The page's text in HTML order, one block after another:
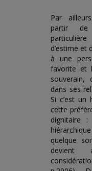
Par
partir
d’estime et
à une
favorite et
dans ses
Si c’est un
cette
dignitaire
quelque
devient